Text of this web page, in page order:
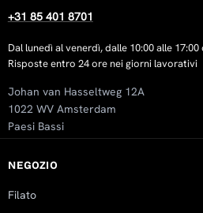
Good product
Thu May 08 2025 11:40:04
Primary Tufting Cloth 100x100cm
Haydee Civello
Rating: 5/5
Ottimo prodotto
Fri May 02 2025 05:28:49
Primary Tufting Cloth 100x100cm
Rating: 5/5
NEGOZIO
Filato
+31 85 401 8701
Dal lunedì al venerdì, dalle 10:00 alle
Risposte entro 24 ore nei giorni lavorativi
Johan van Hasseltweg 12A
1022 WV Amsterdam
Paesi Bassi